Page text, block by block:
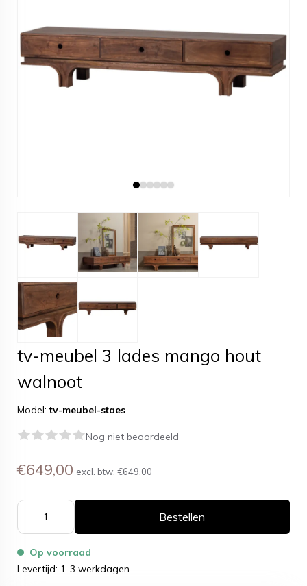
tv-meubel 3 lades mango hout
walnoot
Model:tv-meubel-staes
Nog niet beoordeeld
€649,00 excl. btw: €649,00
Bestellen
Op voorraad
Levertijd: 1-3 werkdagen